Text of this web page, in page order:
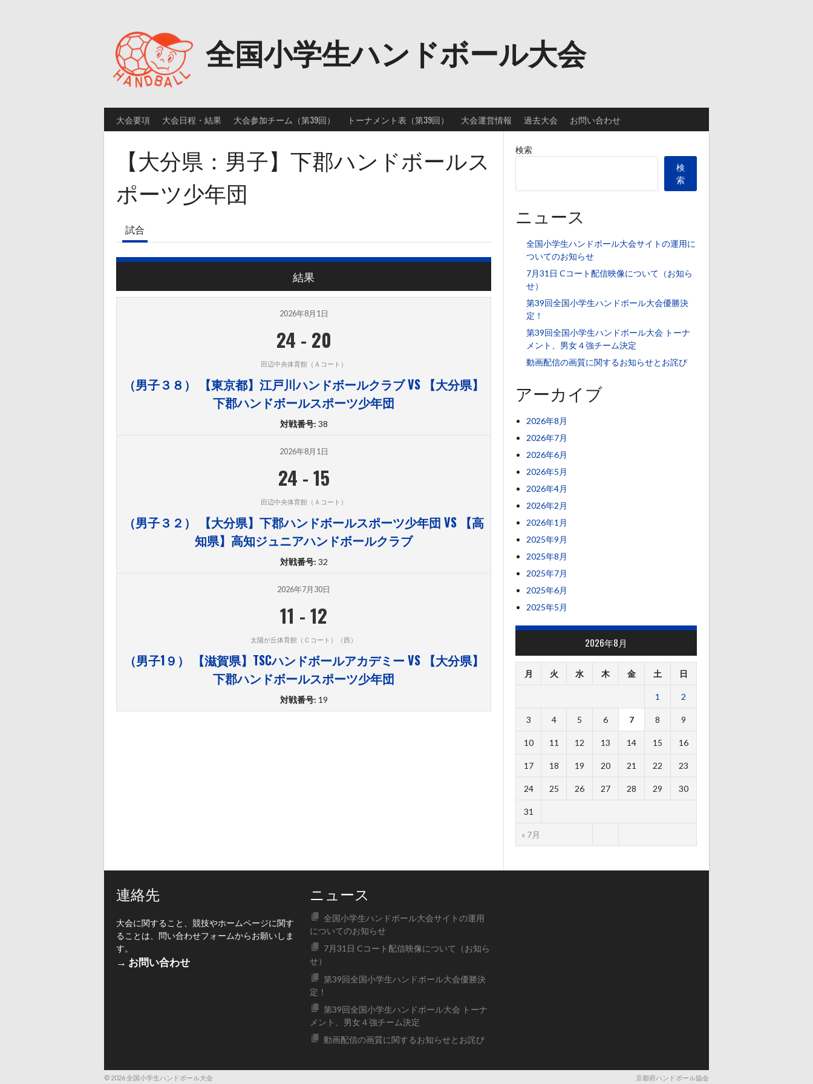
全国小学生ハンドボール大会
大会要項 大会日程・結果 大会参加チーム（第39回） トーナメント表（第39回） 大会運営情報 過去大会 お問い合わせ
【大分県：男子】下郡ハンドボールス
ポーツ少年団
試合
結果
2026年8月1日
24 - 20
田辺中央体育館（Ａコート）
（男子３８） 【東京都】江戸川ハンドボールクラブ VS 【大分県】
下郡ハンドボールスポーツ少年団
対戦番号: 38
2026年8月1日
24 -15
田辺中央体育館（Ａコート）
（男子３２） 【大分県】下郡ハンドボールスポーツ少年団 VS 【高
知県】高知ジュニアハンドボールクラブ
対戦番号: 32
2026年7月30日
11 -12
太陽が丘体育館（Ｃコート）（西）
（男子1９） 【滋賀県】TSCハンドボールアカデミー VS 【大分県】
下郡ハンドボールスポーツ少年団
対戦番号: 19
検索
検
索
ニュース
全国小学生ハンドボール大会サイトの運用に
ついてのお知らせ
7月31日 Cコート配信映像について（お知ら
せ）
第39回全国小学生ハンドボール大会優勝決
定！
第39回全国小学生ハンドボール大会 トーナ
メント、男女４強チーム決定
動画配信の画質に関するお知らせとお詫び
アーカイブ
2026年8月
2026年7月
2026年6月
2026年5月
2026年4月
2026年2月
2026年1月
2025年9月
2025年8月
2025年7月
2025年6月
2025年5月
2026年8月
月 火 水 木 金 土 日
« 7月
1 2
3 4 5 6 7 8 9
10 11 12 13 14 15 16
17 18 19 20 21 22 23
24 25 26 27 28 29 30
31
連絡先
大会に関すること、競技やホームページに関す
ることは、問い合わせフォームからお願いしま
す。
→ お問い合わせ
ニュース
全国小学生ハンドボール大会サイトの運用
についてのお知らせ
7月31日 Cコート配信映像について（お知ら
せ）
第39回全国小学生ハンドボール大会優勝決
定！
第39回全国小学生ハンドボール大会 トーナ
メント、男女４強チーム決定
動画配信の画質に関するお知らせとお詫び
© 2026 全国小学生ハンドボール大会 京都府ハンドボール協会